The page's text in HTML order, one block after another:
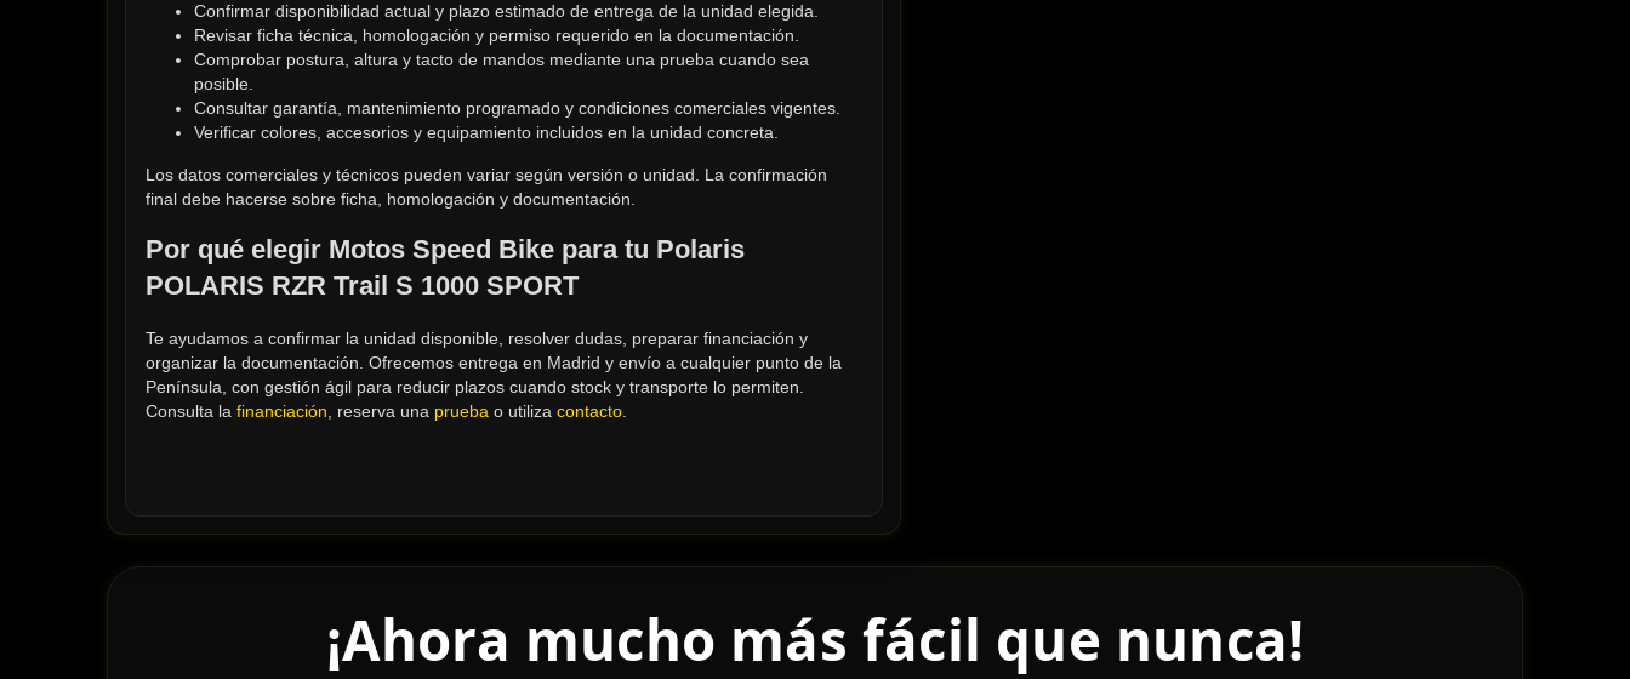
Confirmar disponibilidad actual y plazo estimado de entrega de la unidad elegida.
Revisar ficha técnica, homologación y permiso requerido en la documentación.
Comprobar postura, altura y tacto de mandos mediante una prueba cuando sea
posible.
Consultar garantía, mantenimiento programado y condiciones comerciales vigentes.
Verificar colores, accesorios y equipamiento incluidos en la unidad concreta.
Los datos comerciales y técnicos pueden variar según versión o unidad. La confirmación
final debe hacerse sobre ficha, homologación y documentación.
Por qué elegir Motos Speed Bike para tu Polaris
POLARIS RZR Trail S 1000 SPORT
Te ayudamos a confirmar la unidad disponible, resolver dudas, preparar financiación y
organizar la documentación. Ofrecemos entrega en Madrid y envío a cualquier punto de la
Península, con gestión ágil para reducir plazos cuando stock y transporte lo permiten.
Consulta la financiación, reserva una prueba o utiliza contacto.
¡Ahora mucho más fácil que nunca!